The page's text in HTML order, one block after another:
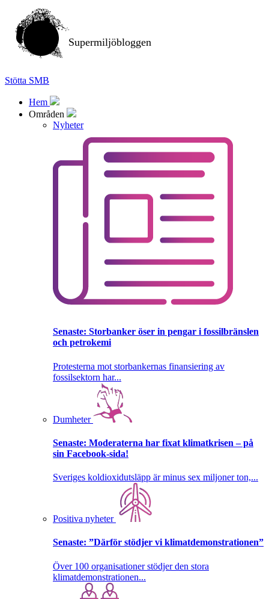
Supermiljöbloggen
Stötta SMB
Hem
Områden
Nyheter
Senaste: Storbanker öser in pengar i fossilbränslen
och petrokemi
Protesterna mot storbankernas finansiering av
fossilsektorn har...
Dumheter
Senaste: Moderaterna har fixat klimatkrisen – på
sin Facebook-sida!
Sveriges koldioxidutsläpp är minus sex miljoner ton,...
Positiva nyheter
Senaste: ”Därför stödjer vi klimatdemonstrationen”
Över 100 organisationer stödjer den stora
klimatdemonstrationen...